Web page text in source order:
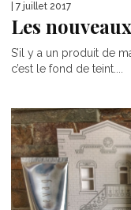
| 7 juillet 2017
Les
S’il y a un produit de
c’est le fond de teint....